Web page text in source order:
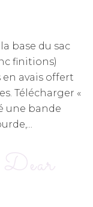
base du sac
finitions)
en avais offert
Télécharger «
une bande